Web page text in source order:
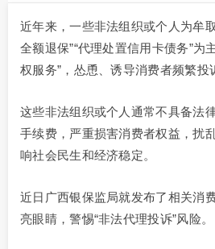
近年来，一些非法组织或个人为牟
全额退保”“代理处置信用卡债务”为
权服务”，怂恿、诱导消费者频繁投
这些非法组织或个人通常不具备法
手续费，严重损害消费者权益，扰
响社会民生和经济稳定。
近日广西银保监局就发布了相关消
亮眼睛，警惕“非法代理投诉”风险。